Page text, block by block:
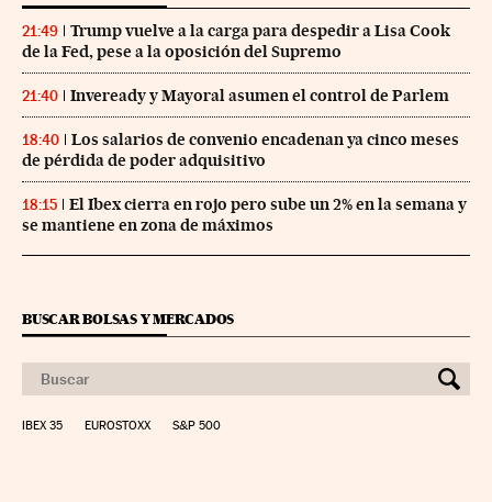
21:49
Trump vuelve a la carga para despedir a Lisa Cook
de la Fed, pese a la oposición del Supremo
21:40 Inveready y Mayoral asumen el control de Parlem
18:40
Los salarios de convenio encadenan ya cinco meses
de pérdida de poder adquisitivo
18:15
El Ibex cierra en rojo pero sube un 2% en la semana y
se mantiene en zona de máximos
BUSCAR BOLSAS Y MERCADOS
IBEX 35 EUROSTOXX S&P 500